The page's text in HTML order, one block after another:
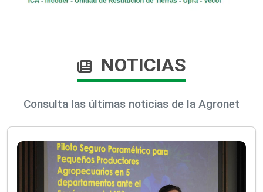
NOTICIAS
Consulta las últimas noticias de la Agronet